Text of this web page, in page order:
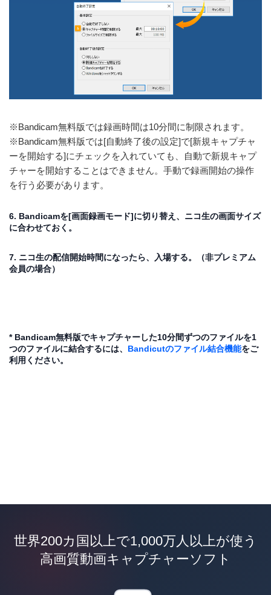
※Bandicam無料版では録画時間は10分間に制限されます。
※Bandicam無料版では[自動終了後の設定]で[新規キャプチャ
ーを開始する]にチェックを入れていても、自動で新規キャプ
チャーを開始することはできません。手動で録画開始の操作
を行う必要があります。
6. Bandicamを[画面録画モード]に切り替え、ニコ生の画面サイズ
に合わせておく。
7. ニコ生の配信開始時間になったら、入場する。（非プレミアム
会員の場合）
* Bandicam無料版でキャプチャーした10分間ずつのファイルを1
つのファイルに結合するには、 Bandicutのファイル結合機能をご
利用ください。
世界200カ国以上で1,000万人以上が使う
高画質動画キャプチャーソフト